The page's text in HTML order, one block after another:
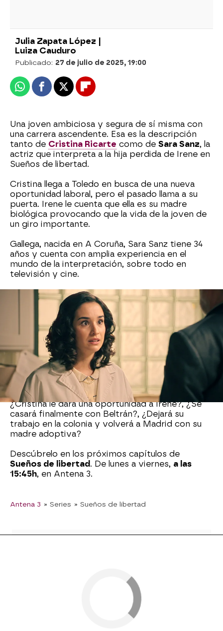
Julia Zapata López |
Luiza Cauduro
Publicado: 27 de julio de 2025, 19:00
WhatsappFacebook
X Flipboard
Una joven ambiciosa y segura de sí misma con
una carrera ascendente. Esa es la descripción
tanto de Cristina Ricarte como de Sara Sanz, la
actriz que interpreta a la hija perdida de Irene en
Sueños de libertad.
Cristina llega a Toledo en busca de una nueva
oportunidad laboral, pero el pasado llama a su
puerta. Irene le cuenta que ella es su madre
biológica provocando que la vida de la joven de
un giro importante.
Gallega, nacida en A Coruña, Sara Sanz tiene 34
años y cuenta con amplia experiencia en el
mundo de la interpretación, sobre todo en
televisión y cine.
Uno de los momentos más destacados en su
trayectoria profesional, ha sido el papel de Rosa
Solozábal en la tercera temporada de la serieEl
secreto de Puente Viejo , emitida en Antena 3
Además de su pasión por actuar, Sara Sanz
también canta y baila. Es una aficionada de los
deportes, especialmente de esquí y snowboard.
¿Cristina le dará una oportunidad a Irene?, ¿Se
casará finalmente con Beltrán?, ¿Dejará su
trabajo en la colonia y volverá a Madrid con su
madre adoptiva?
Descúbrelo en los próximos capítulos de
Sueños de libertad . De lunes a viernes, a las
15:45h, en Antena 3.
Antena 3 » Series » Sueños de libertad